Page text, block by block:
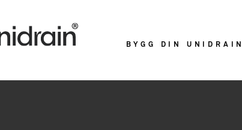
BYGG DIN UNIDRAIN